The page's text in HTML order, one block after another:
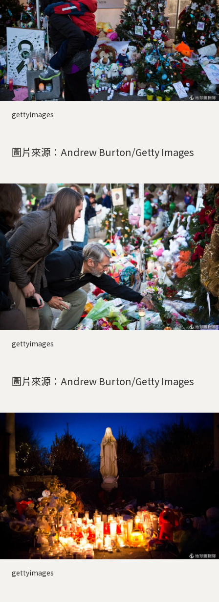
gettyimages
圖片來源：Andrew Burton/Getty Images
gettyimages
圖片來源：Andrew Burton/Getty Images
gettyimages